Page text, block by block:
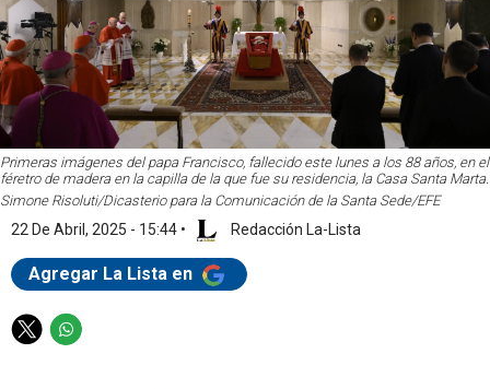
Primeras imágenes del papa Francisco, fallecido este lunes a los 88 años, en el
féretro de madera en la capilla de la que fue su residencia, la Casa Santa Marta.
Simone Risoluti/Dicasterio para la Comunicación de la Santa Sede/EFE
22 De Abril, 2025 - 15:44 • Redacción La-Lista
Agregar La Lista en
T
W